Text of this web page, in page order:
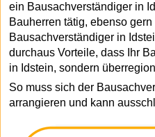
ein Bausachverständiger in
Bauherren tätig, ebenso
Bausachverständiger in
durchaus Vorteile, dass Ihr
in Idstein, sondern
So muss sich der
arrangieren und kann